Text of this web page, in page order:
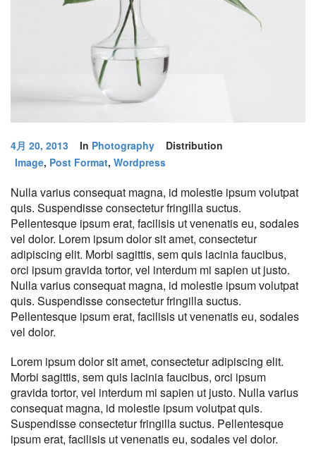
4月 20, 2013 In Photography
Distribution
Image, Post Format, Wordpress
Nulla varius consequat magna, id molestie ipsum volutpat
quis. Suspendisse consectetur fringilla suctus.
Pellentesque ipsum erat, facilisis ut venenatis eu, sodales
vel dolor. Lorem ipsum dolor sit amet, consectetur
adipiscing elit. Morbi sagittis, sem quis lacinia faucibus,
orci ipsum gravida tortor, vel interdum mi sapien ut justo.
Nulla varius consequat magna, id molestie ipsum volutpat
quis. Suspendisse consectetur fringilla suctus.
Pellentesque ipsum erat, facilisis ut venenatis eu, sodales
vel dolor.
Lorem ipsum dolor sit amet, consectetur adipiscing elit.
Morbi sagittis, sem quis lacinia faucibus, orci ipsum
gravida tortor, vel interdum mi sapien ut justo. Nulla varius
consequat magna, id molestie ipsum volutpat quis.
Suspendisse consectetur fringilla suctus. Pellentesque
ipsum erat, facilisis ut venenatis eu, sodales vel dolor.